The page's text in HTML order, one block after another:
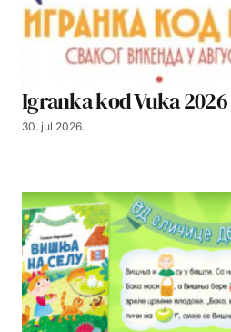
Igranka kod Vuka 2026
30. jul 2026.